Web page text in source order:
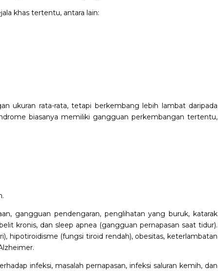
khas tertentu, antara lain:
ukuran rata-rata, tetapi berkembang lebih lambat daripada
biasanya memiliki gangguan perkembangan tertentu,
gangguan pendengaran, penglihatan yang buruk, katarak
kronis, dan sleep apnea (gangguan pernapasan saat tidur).
hipotiroidisme (fungsi tiroid rendah), obesitas, keterlambatan
infeksi, masalah pernapasan, infeksi saluran kemih, dan